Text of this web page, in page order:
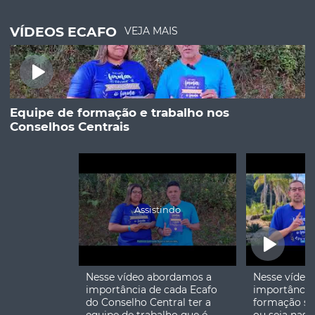
VÍDEOS ECAFO VEJA MAIS
Equipe de formação e trabalho nos
Conselhos Centrais
Nesse vídeo abordamos a
importância de cada Ecafo
do Conselho Central ter a
Nesse
formação